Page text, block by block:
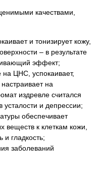
качествами,
и тонизирует кожу,
– в результате
эффект;
на ЦНС, успокаивает,
на
издревле считался
и депрессии;
обеспечивает
веществ к клеткам кожи,
и гладкость;
заболеваний